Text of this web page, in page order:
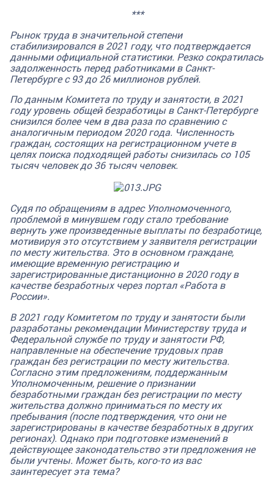
***
Рынок труда в значительной степени
стабилизировался в 2021 году, что подтверждается
данными официальной статистики. Резко сократилась
задолженность перед работниками в Санкт-
Петербурге с 93 до 26 миллионов рублей.
По данным Комитета по труду и занятости, в 2021
году уровень общей безработицы в Санкт-Петербурге
снизился более чем в два раза по сравнению с
аналогичным периодом 2020 года. Численность
граждан, состоящих на регистрационном учете в
целях поиска подходящей работы снизилась со 105
тысяч человек до 36 тысяч человек.
Судя по обращениям в адрес Уполномоченного,
проблемой в минувшем году стало требование
вернуть уже произведенные выплаты по безработице,
мотивируя это отсутствием у заявителя регистрации
по месту жительства. Это в основном граждане,
имеющие временную регистрацию и
зарегистрированные дистанционно в 2020 году в
качестве безработных через портал «Работа в
России».
В 2021 году Комитетом по труду и занятости были
разработаны рекомендации Министерству труда и
Федеральной службе по труду и занятости РФ,
направленные на обеспечение трудовых прав
граждан без регистрации по месту жительства.
Согласно этим предложениям, поддержанным
Уполномоченным, решение о признании
безработными граждан без регистрации по месту
жительства должно приниматься по месту их
пребывания (после подтверждения, что они не
зарегистрированы в качестве безработных в других
регионах). Однако при подготовке изменений в
действующее законодательство эти предложения не
были учтены. Может быть, кого-то из вас
заинтересует эта тема?